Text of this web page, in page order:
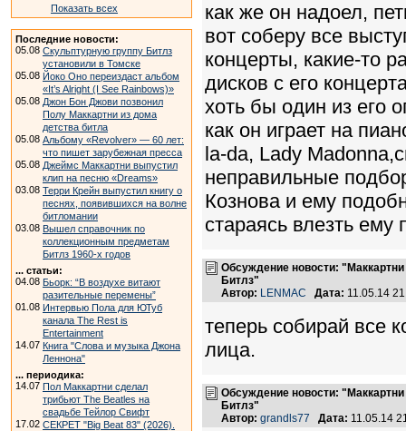
Показать всех
Последние новости:
05.08 Скульптурную группу Битлз
установили в Томске
05.08 Йоко Оно переиздаст альбом
«It’s Alright (I See Rainbows)»
05.08 Джон Бон Джови позвонил
Полу Маккартни из дома
детства битла
05.08 Альбому «Revolver» — 60 лет:
что пишет зарубежная пресса
05.08 Джеймс Маккартни выпустил
клип на песню «Dreams»
03.08 Терри Крейн выпустил книгу о
песнях, появившихся на волне
битломании
03.08 Вышел справочник по
коллекционным предметам
Битлз 1960-х годов
... статьи:
04.08 Бьорк: “В воздухе витают
разительные перемены”
01.08 Интервью Пола для ЮТуб
канала The Rest is
Entertainment
14.07 Книга "Слова и музыка Джона
Леннона"
... периодика:
14.07 Пол Маккартни сделал
трибьют The Beatles на
свадьбе Тейлор Свифт
17.02 СЕКРЕТ "Big Beat 83" (2026).
как же он надоел,
вот соберу все
концерты, какие-то
дисков с его
хоть бы один из его
как он играет на
la-da, Lady
неправильные
Кознова и ему
стараясь влезть
Обсуждение новости:
Битлз"
Автор: LENMAC Дата: 11.05.14
теперь собирай все
лица.
Обсуждение новости:
Битлз"
Автор: grandls77 Дата: 11.05.14